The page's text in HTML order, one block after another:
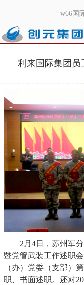
w66国
利来国际集团员
2月4日，苏州军
暨党管武装工作述职
（办）党委（支部）
职、书面述职。还对